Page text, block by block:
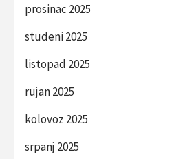
prosinac 2025
studeni 2025
listopad 2025
rujan 2025
kolovoz 2025
srpanj 2025